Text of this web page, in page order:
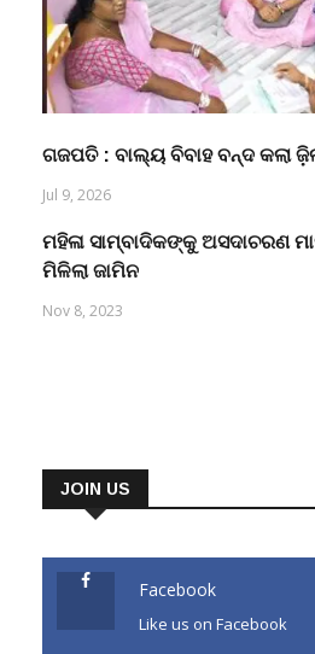
ଗଜପତି : ବାଲ୍ୟ ବିବାହ ବନ୍ଦ କଲା
Jul 9, 2026
ମହିଳା ସାମ୍ବାଦିକଙ୍କୁ ଅସଦାଚରଣ
ମିଳିଲା ଜାମିନ
Nov 8, 2023
JOIN US
Facebook
Like us on Facebook